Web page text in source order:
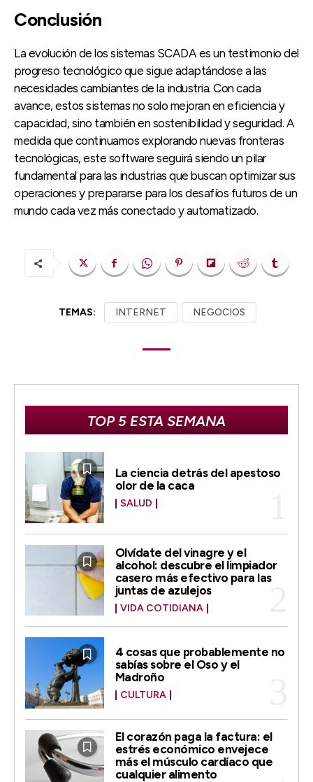
Conclusión
La evolución de los sistemas SCADA es un testimonio del
progreso tecnológico que sigue adaptándose a las
necesidades cambiantes de la industria. Con cada
avance, estos sistemas no solo mejoran en eficiencia y
capacidad, sino también en sostenibilidad y seguridad. A
medida que continuamos explorando nuevas fronteras
tecnológicas, este software seguirá siendo un pilar
fundamental para las industrias que buscan optimizar sus
operaciones y prepararse para los desafíos futuros de un
mundo cada vez más conectado y automatizado.
TEMAS: INTERNET NEGOCIOS
TOP 5 ESTA SEMANA
La ciencia detrás del apestoso
olor de la caca
SALUD
Olvídate del vinagre y el
alcohol: descubre el limpiador
casero más efectivo para las
juntas de azulejos
VIDA COTIDIANA
4 cosas que probablemente no
sabías sobre el Oso y el
Madroño
CULTURA
El corazón paga la factura: el
estrés económico envejece
más el músculo cardíaco que
cualquier alimento